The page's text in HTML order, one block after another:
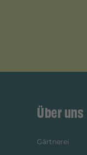
Über uns
Gärtnerei